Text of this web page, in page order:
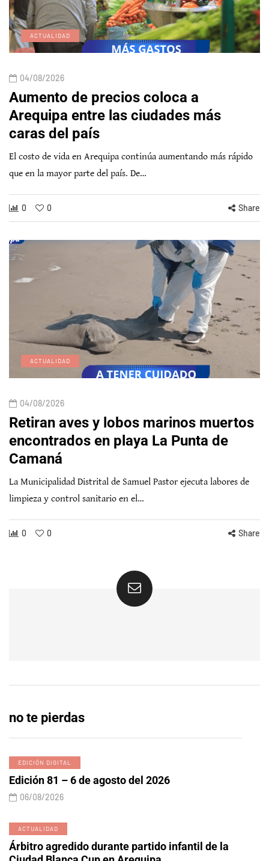
ACTUALIDAD
04/08/2026
Aumento de precios coloca a
Arequipa entre las ciudades más
caras del país
El costo de vida en Arequipa continúa aumentando más rápido
que en la mayor parte del país. De…
0 0 Share
ACTUALIDAD
04/08/2026
Retiran aves y lobos marinos muertos
encontrados en playa La Punta de
Camaná
La Municipalidad Distrital de Samuel Pastor ejecuta labores de
limpieza y control sanitario en el…
0 0 Share
no te pierdas
EDICIÓN DIGITAL
Edición 81 – 6 de agosto del 2026
06/08/2026
ACTUALIDAD
Árbitro agredido durante partido infantil de la